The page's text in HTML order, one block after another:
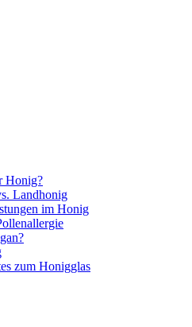
Honig?
Landhonig
im Honig
zum Honigglas